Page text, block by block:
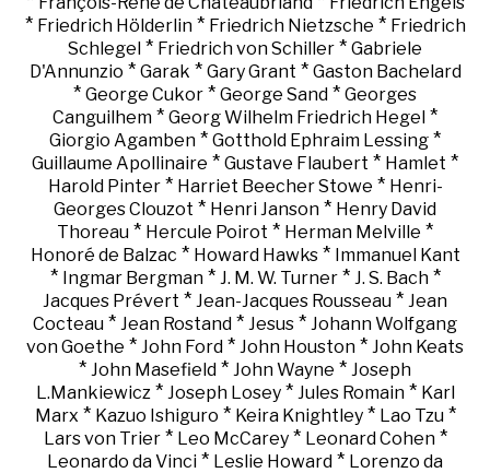
* Friedrich Hölderlin* Friedrich Nietzsche * Friedrich
Schlegel * Friedrich von Schiller * Gabriele
D'Annunzio * Garak * Gary Grant * Gaston Bachelard
* George Cukor * George Sand * Georges
Canguilhem * Georg Wilhelm Friedrich Hegel *
Giorgio Agamben * Gotthold Ephraim Lessing *
Guillaume Apollinaire * Gustave Flaubert * Hamlet *
Harold Pinter* Harriet Beecher Stowe * Henri-
Georges Clouzot * Henri Janson * Henry David
Thoreau * Hercule Poirot * Herman Melville *
Honoré de Balzac * Howard Hawks* Immanuel Kant
* Ingmar Bergman* J. M. W. Turner* J. S. Bach*
Jacques Prévert * Jean-Jacques Rousseau * Jean
Cocteau * Jean Rostand * Jesus * Johann Wolfgang
von Goethe * John Ford * John Houston * John Keats
* John Masefield * John Wayne * Joseph
L.Mankiewicz* Joseph Losey* Jules Romain* Karl
Marx * Kazuo Ishiguro * Keira Knightley* Lao Tzu*
Lars von Trier* Leo McCarey* Leonard Cohen*
Leonardo da Vinci * Leslie Howard * Lorenzo da